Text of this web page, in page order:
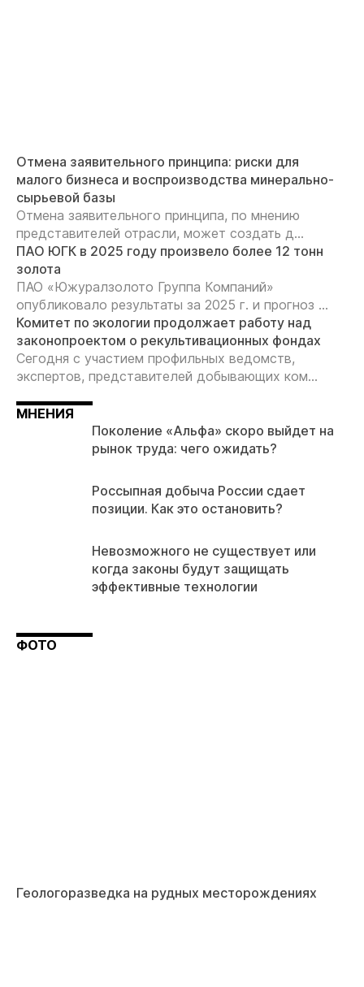
Отмена заявительного принципа: риски для
малого бизнеса и воспроизводства минерально-
сырьевой базы
Отмена заявительного принципа, по мнению
представителей отрасли, может создать д...
ПАО ЮГК в 2025 году произвело более 12 тонн
золота
ПАО «Южуралзолото Группа Компаний»
опубликовало результаты за 2025 г. и прогноз ...
Комитет по экологии продолжает работу над
законопроектом о рекультивационных фондах
Сегодня с участием профильных ведомств,
экспертов, представителей добывающих ком...
МНЕНИЯ
Поколение «Альфа» скоро выйдет на
рынок труда: чего ожидать?
Россыпная добыча России сдает
позиции. Как это остановить?
Невозможного не существует или
когда законы будут защищать
эффективные технологии
ФОТО
Геологоразведка на рудных месторождениях